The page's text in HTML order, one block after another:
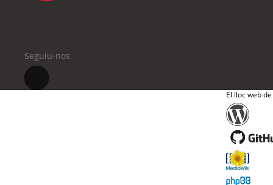
Seguiu-nos
El lloc web